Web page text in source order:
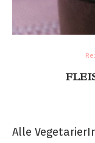
Alle